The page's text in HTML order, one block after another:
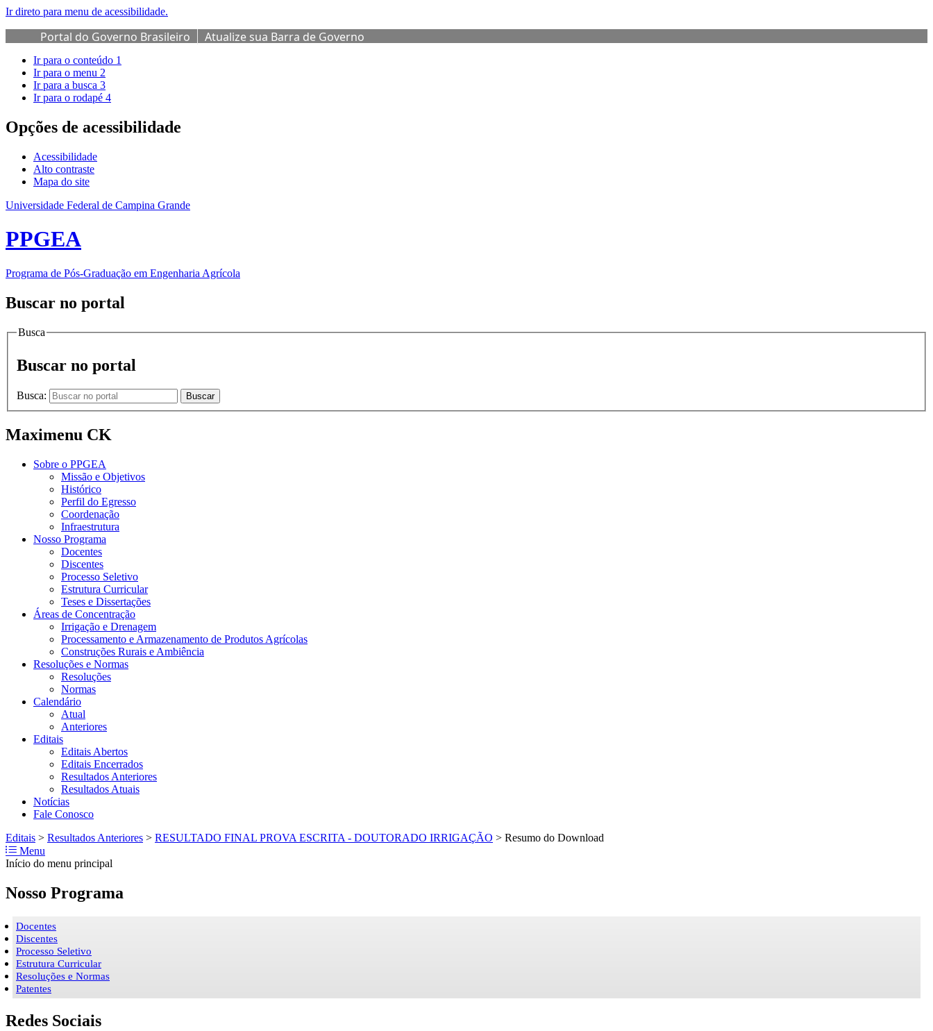
Ir direto para menu de acessibilidade.
Portal do Governo Brasileiro Atualize sua Barra de Governo
Ir para o conteúdo 1
Ir para o menu 2
Ir para a busca 3
Ir para o rodapé 4
Opções de acessibilidade
Acessibilidade
Alto contraste
Mapa do site
Universidade Federal de Campina Grande
PPGEA
Programa de Pós-Graduação em Engenharia Agrícola
Buscar no portal
Busca
Buscar no portal
Busca: Buscar
Maximenu CK
Sobre o PPGEA
Missão e Objetivos
Histórico
Perfil do Egresso
Coordenação
Infraestrutura
Nosso Programa
Docentes
Discentes
Processo Seletivo
Estrutura Curricular
Teses e Dissertações
Áreas de Concentração
Irrigação e Drenagem
Processamento e Armazenamento de Produtos Agrícolas
Construções Rurais e Ambiência
Resoluções e Normas
Resoluções
Normas
Calendário
Atual
Anteriores
Editais
Editais Abertos
Editais Encerrados
Resultados Anteriores
Resultados Atuais
Notícias
Fale Conosco
Editais > Resultados Anteriores > RESULTADO FINAL PROVA ESCRITA - DOUTORADO IRRIGAÇÃO > Resumo do Download
Menu
Início do menu principal
Nosso Programa
Docentes
Discentes
Processo Seletivo
Estrutura Curricular
Resoluções e Normas
Patentes
Redes Sociais